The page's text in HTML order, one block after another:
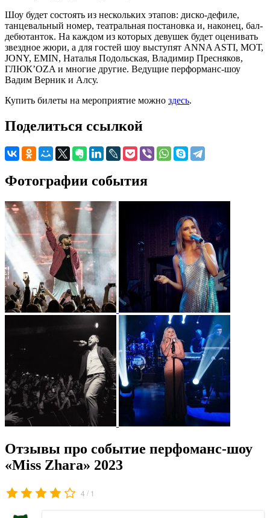
Шоу будет состоять из нескольких этапов: диско-дефиле,
танцевальный номер, театральная постановка и, наконец, бал-
дебютанток. На каждом из которых девушек будет оценивать
звездное жюри, а для гостей шоу выступят ANNA ASTI, МОТ,
JONY, EMIN, Наталья Подольская, Владимир Пресняков,
ГЛЮК’OZA и многие другие. Ведущие перформанс-шоу
Вадим Верник и Алсу.
Купить билеты на мероприятие можно здесь.
Поделиться ссылкой
Фотографии события
Отзывы про событие перфоманс-шоу
«Miss Zhara» 2023
4 / 1